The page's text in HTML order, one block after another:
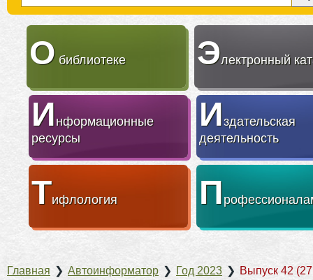
О библиотеке Электронный
Информационные
ресурсы
Издательская
деятельность
Тифлология П
Главная ❯ Автоинформатор ❯ Год 2023 ❯ Выпуск 42